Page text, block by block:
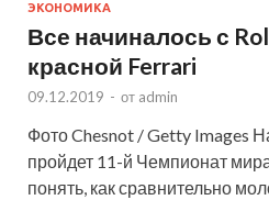
ЭКОНОМИКА
Все начиналось с
красной Ferrari
09.12.2019 - от admin
Фото Chesnot / Getty Images
пройдет 11-й Чемпионат
понять, как сравнительно